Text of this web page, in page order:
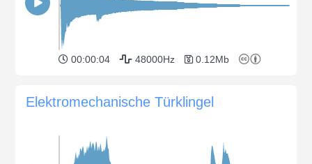
00:00:04 48000Hz 0.12Mb
Elektromechanische Türklingel